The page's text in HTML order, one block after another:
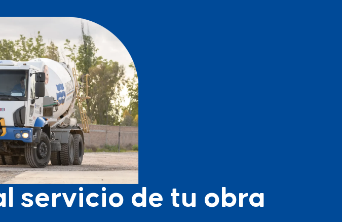
servicio de tu obra